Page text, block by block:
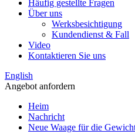
Häufig gestellte Fragen
Über uns
Werksbesichtigung
Kundendienst & Fall
Video
Kontaktieren Sie uns
English
Angebot anfordern
Heim
Nachricht
Neue Waage für die